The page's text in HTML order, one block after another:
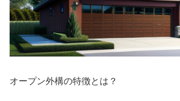
オープン外構の特徴とは？